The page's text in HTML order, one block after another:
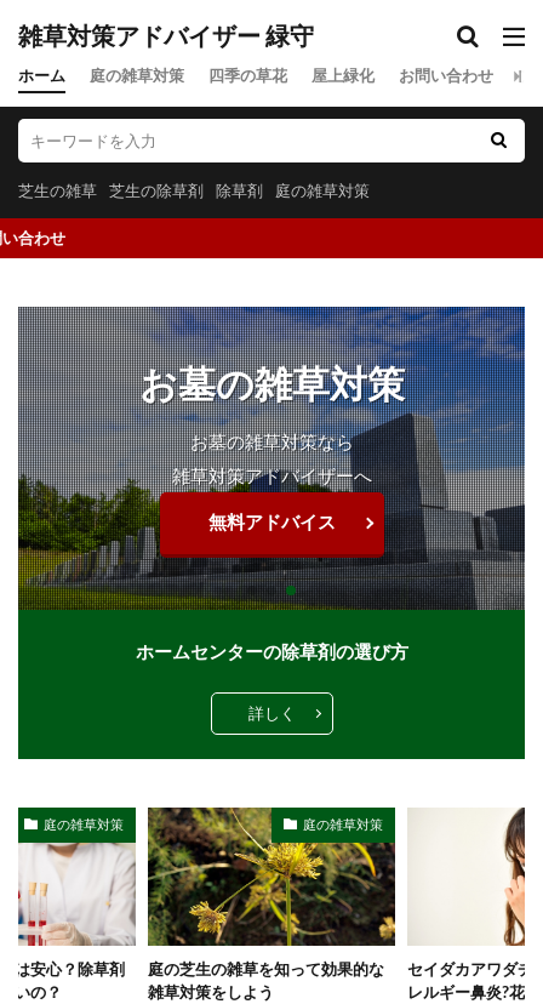
雑草対策アドバイザー 緑守
ホーム 庭の雑草対策 四季の草花 屋上緑化 お問い合わせ プ
芝生の雑草 芝生の除草剤 除草剤 庭の雑草対策
お墓の雑草対策
お墓の雑草対策なら
雑草対策アドバイザーへ
無料アドバイス
ホームセンターの除草剤の選び方
詳しく
雑草対策
？除草剤
庭の雑草対策
庭の芝生の雑草を知って効果的な
雑草対策をしよう
庭の
セイダカアワダチソウの花
レルギー鼻炎?花粉でアレ